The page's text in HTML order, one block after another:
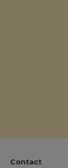
Contact